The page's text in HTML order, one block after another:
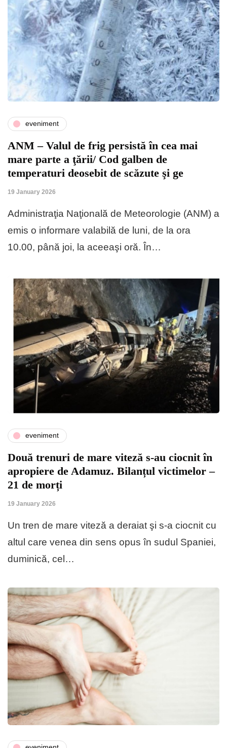
eveniment
ANM – Valul de frig persistă în cea mai
mare parte a ţării/ Cod galben de
temperaturi deosebit de scăzute şi ge
19 January 2026
Administraţia Naţională de Meteorologie (ANM) a
emis o informare valabilă de luni, de la ora
10.00, până joi, la aceeaşi oră. În…
eveniment
Două trenuri de mare viteză s-au ciocnit în
apropiere de Adamuz. Bilanțul victimelor –
21 de morți
19 January 2026
Un tren de mare viteză a deraiat şi s-a ciocnit cu
altul care venea din sens opus în sudul Spaniei,
duminică, cel…